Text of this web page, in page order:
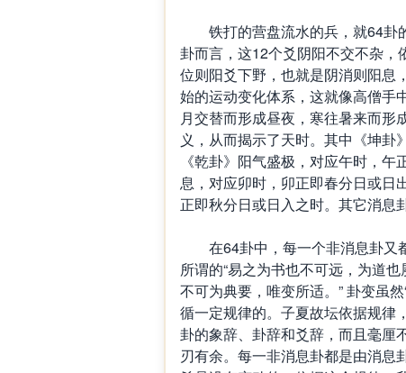
铁打的营盘流水的兵，就64卦
卦而言，这12个爻阴阳不交不杂
位则阳爻下野，也就是阴消则阳息
始的运动变化体系，这就像高僧手
月交替而形成昼夜，寒往暑来而形
义，从而揭示了天时。其中《坤卦
《乾卦》阳气盛极，对应午时，
息，对应卯时，卯正即春分日或日
正即秋分日或日入之时。其它消息
在64卦中，每一个非消息卦又都
所谓的“易之为书也不可远，为道
不可为典要，唯变所适。” ‌卦变虽
循一定规律的。子夏故坛依据规律
卦的象辞、卦辞和爻辞，而且毫厘
刃有余。每一非消息卦都是由消息